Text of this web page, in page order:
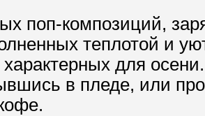
поп-композиций,
теплотой и
для
в пледе, или